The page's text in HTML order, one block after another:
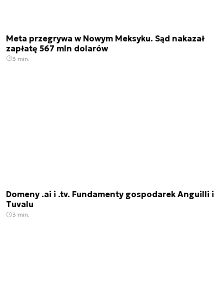
Meta przegrywa w Nowym Meksyku. Sąd nakazał
zapłatę 567 mln dolarów
3 min.
Domeny .ai i .tv. Fundamenty gospodarek Anguilli i
Tuvalu
3 min.